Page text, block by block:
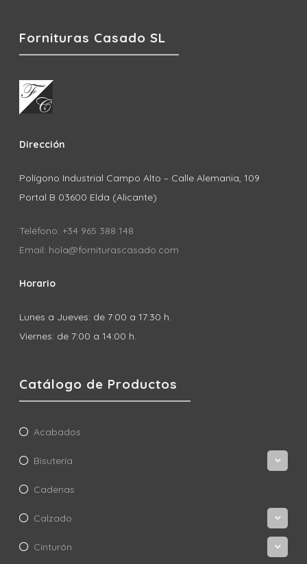
Fornituras Casado SL
Dirección
Polígono Industrial Campo Alto – Calle Alemania, 109
Portal B 03600 Elda (Alicante)
Teléfono: +34 965 388 148
Email: hola@forniturascasado.com
Horario
Lunes a Jueves: de 7:00 a 17:30 h.
Viernes: de 7:00 a 14:00 h.
Catálogo de Productos
Acabados
Bisutería
Cadenas
Calzado
Cinturón